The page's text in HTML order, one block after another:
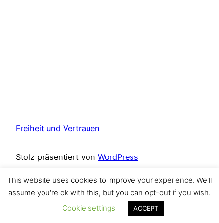
Freiheit und Vertrauen
Stolz präsentiert von WordPress
Instagram
This website uses cookies to improve your experience. We'll
assume you're ok with this, but you can opt-out if you wish.
Cookie settings
ACCEPT